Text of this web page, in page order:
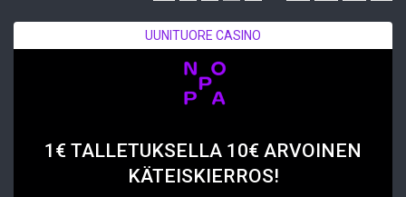
UUNITUORE CASINO
1€ TALLETUKSELLA 10€ ARVOINEN
KÄTEISKIERROS!